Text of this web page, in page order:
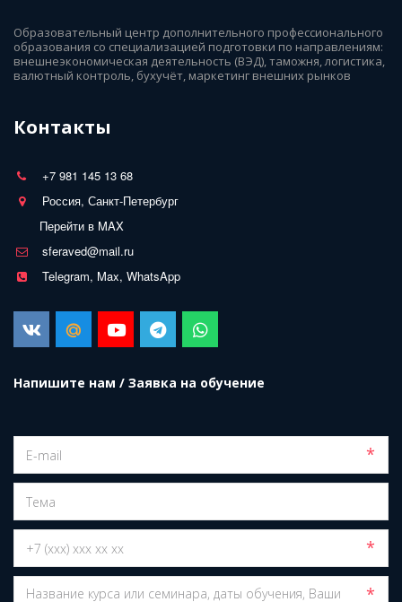
Образовательный центр дополнительного профессионального
образования со специализацией подготовки по направлениям:
внешнеэкономическая деятельность (ВЭД), таможня, логистика,
валютный контроль, бухучёт, маркетинг внешних рынков
Контакты
+7 981 145 13 68
Россия, Санкт-Петербург
Перейти в MAX
sferaved@mail.ru
Telegram, Max, WhatsApp
Напишите нам / Заявка на обучение
*
*
*